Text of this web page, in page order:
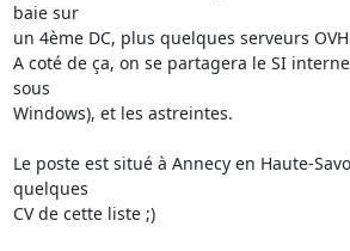
baie sur
un 4ème DC, plus quelques serveurs
A coté de ça, on se partagera le SI
sous
Windows), et les astreintes.
Le poste est situé à Annecy en Haute-
quelques
CV de cette liste ;)